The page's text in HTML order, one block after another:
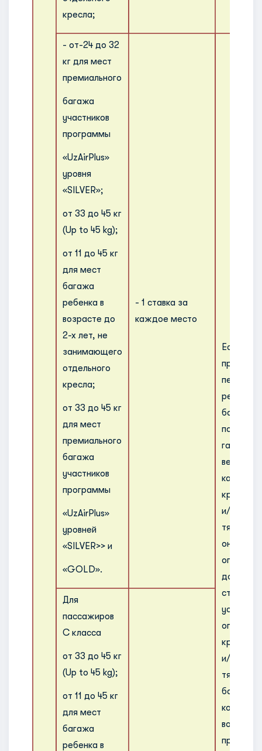
кресла;
- от-24 до 32
кг для мест
премиального
багажа
участников
программы
«UzAirPlus»
уровня
«SILVER»;
от 33 до 45 кг
(Up to 45 kg);
от 11 до 45 кг
для мест
багажа
ребенка в
возрасте до
2-х лет, не
занимающего
отдельного
кресла;
от 33 до 45 кг
для мест
премиального
багажа
участников
программы
«UzAirPlus»
уровней
«SILVER>> и
«GOLD».
- 1 ставка за
каждое место
Если
багажа,
по своим
весу
как
и/или
он
оплатить
ставки,
оплаты
и/или
багажа,
которых
Для
пассажиров
С класса
от 33 до 45 кг
(Up to 45 kg);
от 11 до 45 кг
для мест
багажа
ребенка в